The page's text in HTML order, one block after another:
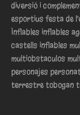
diversió i
esportius festa de
Inflables inflables
castells inflables
multiobstaculos
personajes
terrestre tobogan